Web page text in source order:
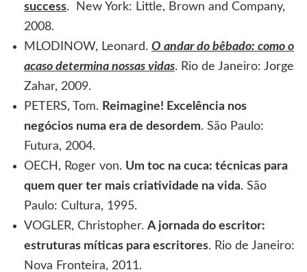
success. New York: Little, Brown and Company,
2008.
MLODINOW, Leonard. O andar do bêbado: como o
acaso determina nossas vidas. Rio de Janeiro: Jorge
Zahar, 2009.
PETERS, Tom. Reimagine! Excelência nos
negócios numa era de desordem. São Paulo:
Futura, 2004.
OECH, Roger von. Um toc na cuca: técnicas para
quem quer ter mais criatividade na vida. São
Paulo: Cultura, 1995.
VOGLER, Christopher. A jornada do escritor:
estruturas míticas para escritores. Rio de Janeiro:
Nova Fronteira, 2011.